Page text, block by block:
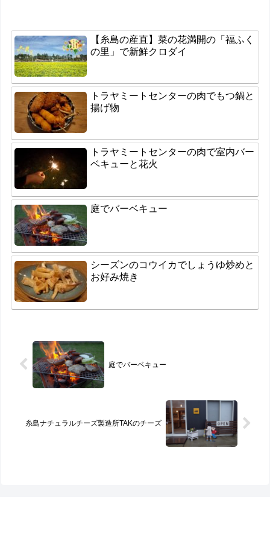
【糸島の産直】菜の花満開の「福ふく
の里」で新鮮クロダイ
トラヤミートセンターの肉でもつ鍋と
揚げ物
トラヤミートセンターの肉で室内バー
ベキューと花火
庭でバーベキュー
シーズンのコウイカでしょうゆ炒めと
お好み焼き
庭でバーベキュー
糸島ナチュラルチーズ製造所TAKのチーズ